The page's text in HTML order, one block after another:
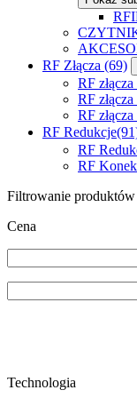
RF Złącza (69)
RF
RF
RF
RF Redukcje
RF
RF
Filtrowanie produktów
Cena
Technologia